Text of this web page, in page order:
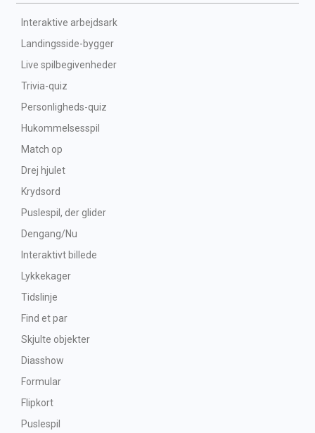
Interaktive arbejdsark
Landingsside-bygger
Live spilbegivenheder
Trivia-quiz
Personligheds-quiz
Hukommelsesspil
Match op
Drej hjulet
Krydsord
Puslespil, der glider
Dengang/Nu
Interaktivt billede
Lykkekager
Tidslinje
Find et par
Skjulte objekter
Diasshow
Formular
Flipkort
Puslespil